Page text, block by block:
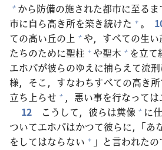
+ から防備の施された都市に至るま
市に自ら高き所を築き続けた + 。
ての高い丘の 上 + や，すべての生い
たちのために聖柱 + や聖木 + を立て
エホバが彼らのゆえに捕らえて流刑
様，そこ，すなわちすべての高き所
立ち 上らせ + ， 悪い事を行なっては
12
こうして， 彼らは糞像 + に仕
ついてエホバはかつて彼らに，「あ
をしてはならない + 」と言われたの